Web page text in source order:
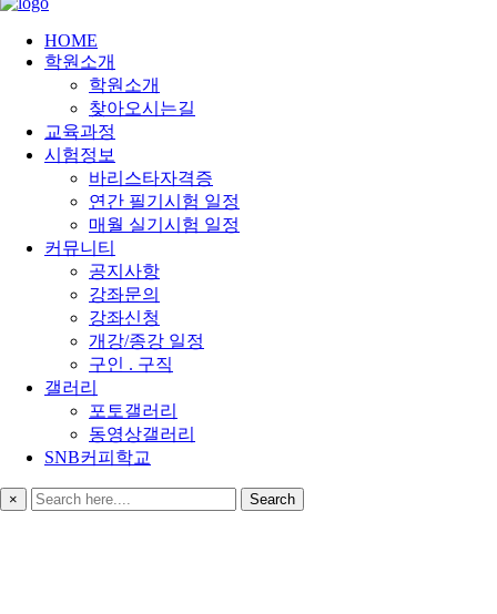
HOME
학원소개
학원소개
찾아오시는길
교육과정
시험정보
바리스타자격증
연간 필기시험 일정
매월 실기시험 일정
커뮤니티
공지사항
강좌문의
강좌신청
개강/종강 일정
구인 . 구직
갤러리
포토갤러리
동영상갤러리
SNB커피학교
× Search